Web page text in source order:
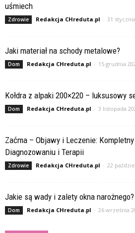
uśmiech
Zdrowie Redakcja CHreduta.pl - 31
Jaki materiał na schody metalowe?
Dom Redakcja CHreduta.pl - 15 grudnia
Kołdra z alpaki 200×220 – luksusowy
Dom Redakcja CHreduta.pl - 3 listopada
Zaćma – Objawy i Leczenie:
Diagnozowaniu i Terapii
Zdrowie Redakcja CHreduta.pl - 22
Jakie są wady i zalety okna narożnego?
Dom Redakcja CHreduta.pl - 26 września